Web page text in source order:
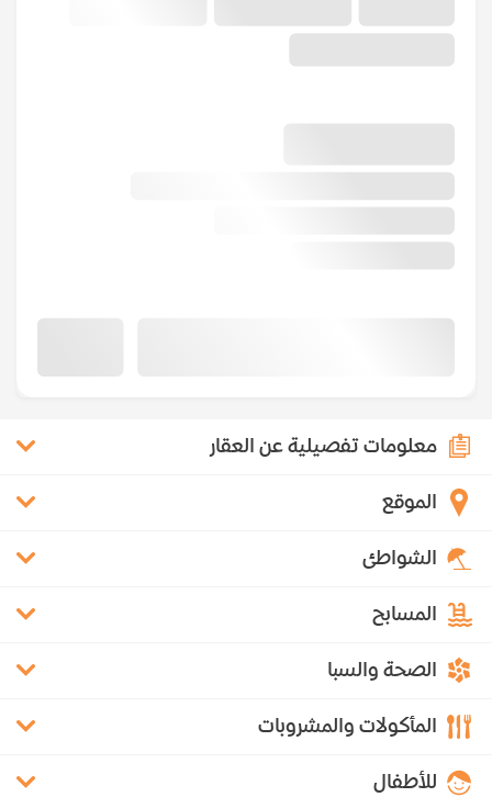
معلومات تفصيلية عن العقار
الموقع
الشواطئ
المسابح
الصحة والسبا
المأكولات والمشروبات
للأطفال